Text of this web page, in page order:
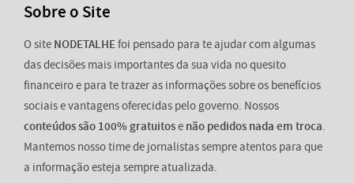
Sobre o Site
O site NODETALHEfoi pensado para te ajudar com algumas
das decisões mais importantes da sua vida no quesito
financeiro e para te trazer as informações sobre os benefícios
sociais e vantagens oferecidas pelo governo. Nossos
conteúdos são 100% gratuitose não pedidos nada em troca.
Mantemos nosso time de jornalistas sempre atentos para que
a informação esteja sempre atualizada.